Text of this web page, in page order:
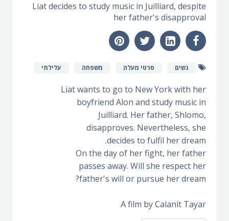
Liat decides to study music in Juilliard, despite
her father's disapproval
נשים סרטי מעלה משפחה עלילתי
Liat wants to go to New York with her
boyfriend Alon and study music in
Juilliard. Her father, Shlomo,
disapproves. Nevertheless, she
decides to fulfil her dream.
On the day of her fight, her father
passes away. Will she respect her
father's will or pursue her dream?
A film by Calanit Tayar